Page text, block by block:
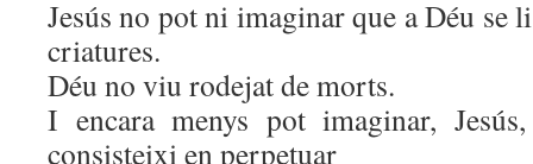
Jesús no pot ni imaginar que a Déu se
criatures.
Déu no viu rodejat de morts.
I encara menys pot imaginar,
consisteixi en perpetuar